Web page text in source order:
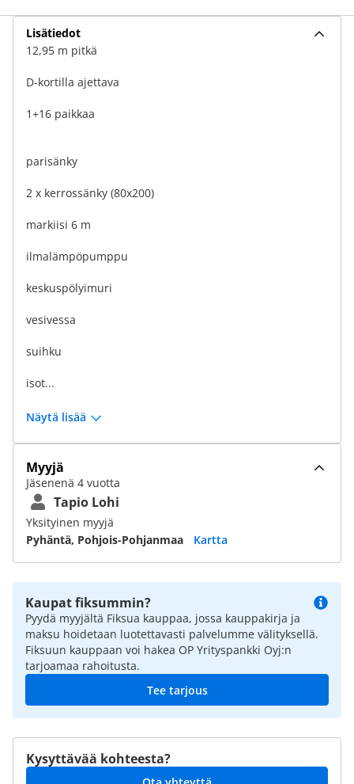
Lisätiedot
12,95 m pitkä
D-kortilla ajettava
1+16 paikkaa
parisänky
2 x kerrossänky (80x200)
markiisi 6 m
ilmalämpöpumppu
keskuspölyimuri
vesivessa
suihku
isot...
Näytä lisää
Myyjä
Jäsenenä 4 vuotta
Tapio Lohi
Yksityinen myyjä
Pyhäntä, Pohjois-Pohjanmaa
Kartta
Kaupat fiksummin?
Pyydä myyjältä Fiksua kauppaa, jossa kauppakirja ja
maksu hoidetaan luotettavasti palvelumme välityksellä.
Fiksuun kauppaan voi hakea OP Yrityspankki Oyj:n
tarjoamaa rahoitusta.
Tee tarjous
Kysyttävää kohteesta?